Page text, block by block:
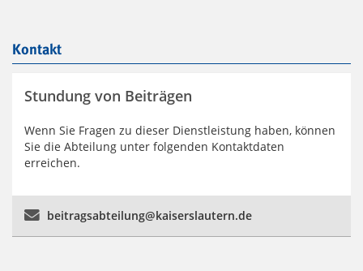
Kontakt
Stundung von Beiträgen
Wenn Sie Fragen zu dieser Dienstleistung haben, können
Sie die Abteilung unter folgenden Kontaktdaten
erreichen.
beitragsabteilung@kaiserslautern.de